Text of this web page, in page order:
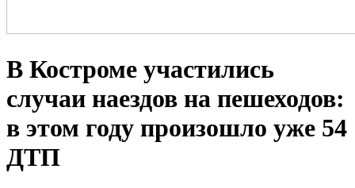
В Костроме участились
случаи наездов на пешеходов:
в этом году произошло уже 54
ДТП